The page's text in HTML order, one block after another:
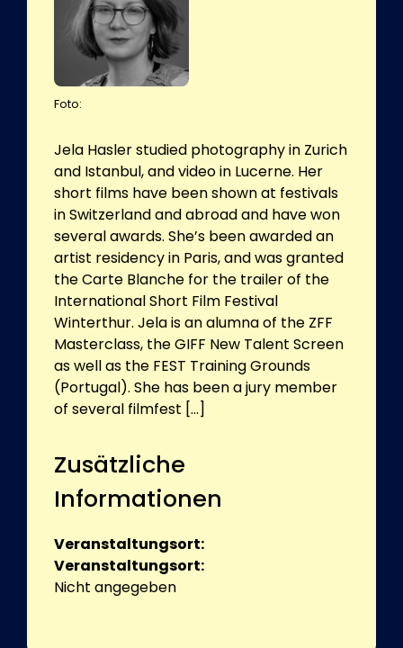
Foto:
Jela Hasler studied photography in Zurich
and Istanbul, and video in Lucerne. Her
short films have been shown at festivals
in Switzerland and abroad and have won
several awards. She’s been awarded an
artist residency in Paris, and was granted
the Carte Blanche for the trailer of the
International Short Film Festival
Winterthur. Jela is an alumna of the ZFF
Masterclass, the GIFF New Talent Screen
as well as the FEST Training Grounds
(Portugal). She has been a jury member
of several filmfest [...]
Zusätzliche
Informationen
Veranstaltungsort:
Veranstaltungsort:
Nicht angegeben